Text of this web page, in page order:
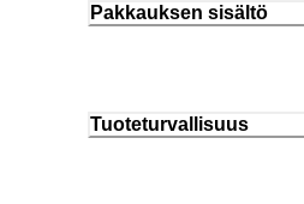
Pakkauksen sisältö
Tuoteturvallisuus